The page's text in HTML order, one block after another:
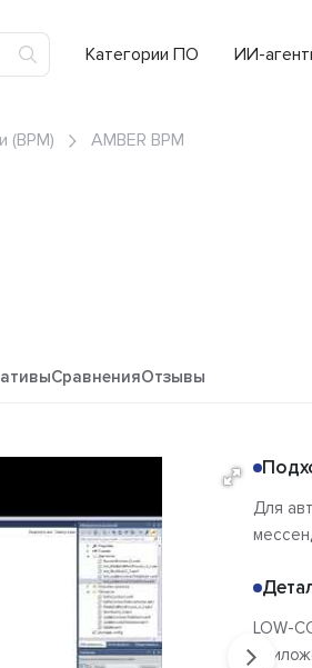
Категории ПО ИИ-
(BPM) AMBER BPM
СравненияОтзывы
Для
LOW-